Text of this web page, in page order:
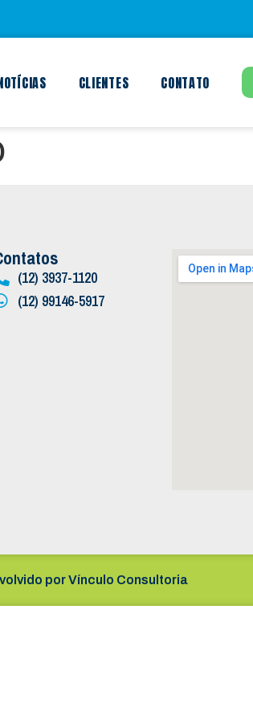
CLIENTES CONTATO
(12) 3937-1120
(12) 99146-5917
porVínculo Consultoria